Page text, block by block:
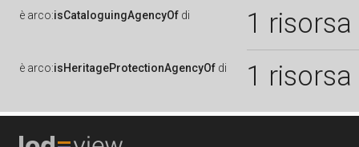
è arco:isCataloguingAgencyOf di 1 risorsa
è arco:isHeritageProtectionAgencyOf di 1 risorsa